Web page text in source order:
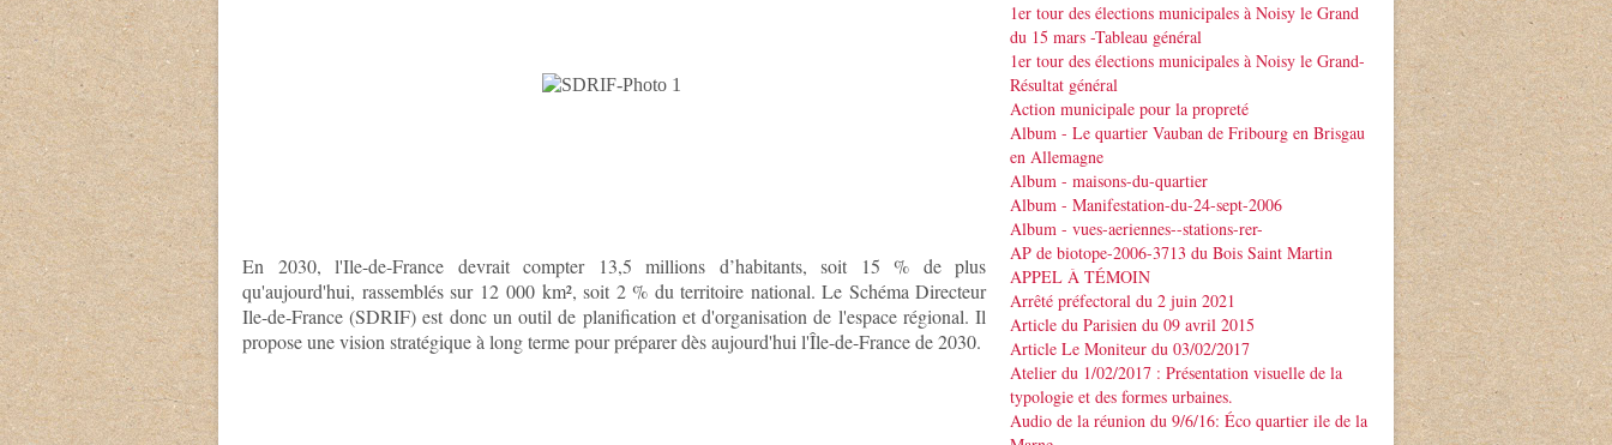
En 2030, l'Ile-de-France devrait compter 13,5 millions d’habitants, soit 15 % de plus
qu'aujourd'hui, rassemblés sur 12 000 km², soit 2 % du territoire national. Le Schéma Directeur
Ile-de-France (SDRIF) est donc un outil de planification et d'organisation de l'espace régional. Il
propose une vision stratégique à long terme pour préparer dès aujourd'hui l'Île-de-France de 2030.
1er tour des élections municipales à Noisy le Grand
du 15 mars -Tableau général
1er tour des élections municipales à Noisy le Grand-
Résultat général
Action municipale pour la propreté
Album - Le quartier Vauban de Fribourg en Brisgau
en Allemagne
Album - maisons-du-quartier
Album - Manifestation-du-24-sept-2006
Album - vues-aeriennes--stations-rer-
AP de biotope-2006-3713 du Bois Saint Martin
APPEL À TÉMOIN
Arrêté préfectoral du 2 juin 2021
Article du Parisien du 09 avril 2015
Article Le Moniteur du 03/02/2017
Atelier du 1/02/2017 : Présentation visuelle de la
typologie et des formes urbaines.
Audio de la réunion du 9/6/16: Éco quartier ile de la